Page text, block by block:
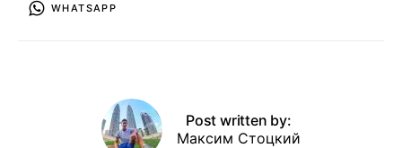
WHATSAPP
Post written by:
Максим Стоцкий